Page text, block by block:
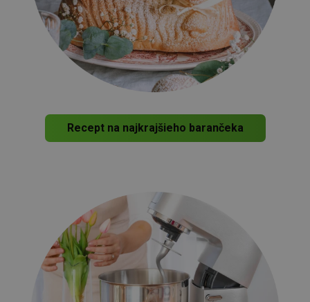
Recept na najkrajšieho barančeka